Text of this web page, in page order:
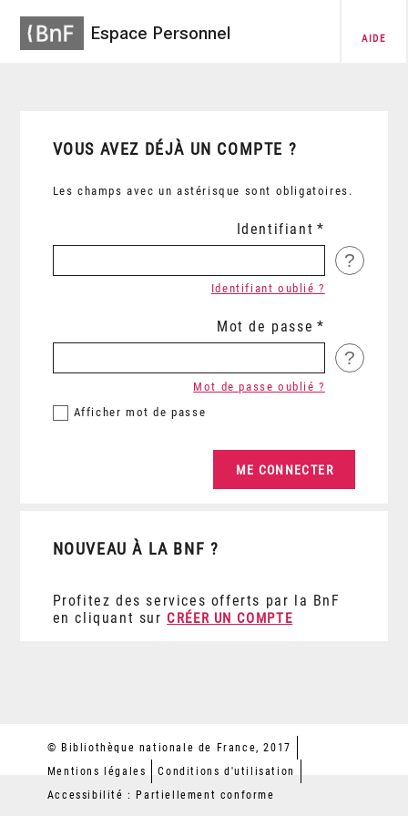
Espace Personnel AIDE
VOUS AVEZ DÉJÀ UN COMPTE ?
Les champs avec un astérisque sont obligatoires.
Identifiant
?
Identifiant oublié ?
Mot de passe
?
Afficher mot de passe
Mot de passe oublié ?
NOUVEAU À LA BNF ?
Profitez des services offerts par la BnF
en cliquant sur CRÉER UN COMPTE
© Bibliothèque nationale de France, 2017
Mentions légales
Conditions d'utilisation
Accessibilité : Partiellement conforme